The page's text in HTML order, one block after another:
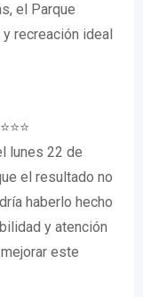
el Parque
recreación ideal
lunes 22 de
el resultado no
haberlo hecho
y atención
este